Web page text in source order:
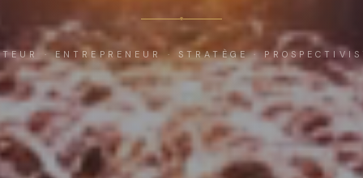
· ENTREPRENEUR · STRATÈGE ·